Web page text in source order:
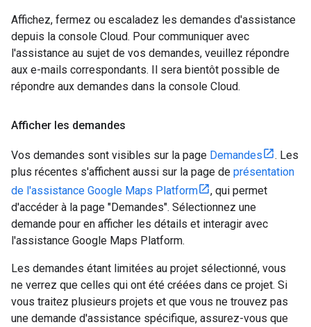
Affichez, fermez ou escaladez les demandes d'assistance
depuis la console Cloud. Pour communiquer avec
l'assistance au sujet de vos demandes, veuillez répondre
aux e-mails correspondants. Il sera bientôt possible de
répondre aux demandes dans la console Cloud.
Afficher les demandes
Vos demandes sont visibles sur la page Demandes
. Les
plus récentes s'affichent aussi sur la page de présentation
de l'assistance Google Maps Platform
, qui permet
d'accéder à la page "Demandes". Sélectionnez une
demande pour en afficher les détails et interagir avec
l'assistance Google Maps Platform.
Les demandes étant limitées au projet sélectionné, vous
ne verrez que celles qui ont été créées dans ce projet. Si
vous traitez plusieurs projets et que vous ne trouvez pas
une demande d'assistance spécifique, assurez-vous que